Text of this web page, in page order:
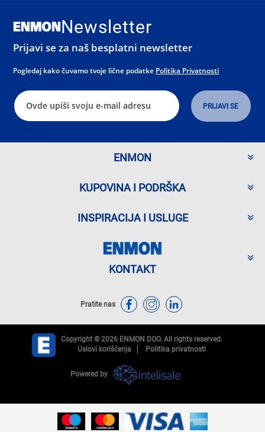
Newsletter
Prijavi se za naš besplatni newsletter
Pogledaj kako čuvamo tvoje lične podatke Politika Privatnosti
ENMON
KUPOVINA I PODRŠKA
INSPIRACIJA I USLUGE
KONTAKT
Pratite nas
Copyright © 2026 ENMON DOO. All rights reserved.
Uslovi korišćenja
Politika privatnosti
Powered by